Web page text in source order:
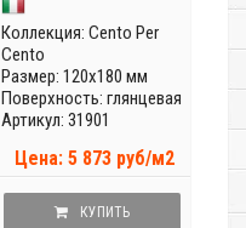
Коллекция: Cento Per
Cento
Размер: 120x180 мм
Поверхность: глянцевая
Артикул: 31901
Цена: 5 873 руб/м2
КУПИТЬ